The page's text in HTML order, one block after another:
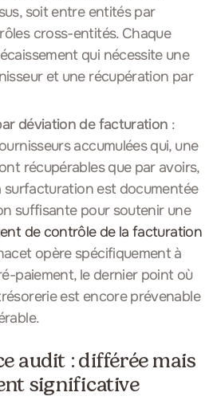
soit entre entités par
cross-entités. Chaque
qui nécessite une
et une récupération par
déviation de facturation :
accumulées qui, une
récupérables que par avoirs,
surfacturation est documentée
suffisante pour soutenir une
de contrôle de la facturation
opère spécifiquement à
paiement, le dernier point où
est encore prévenable
audit : différée mais
significative